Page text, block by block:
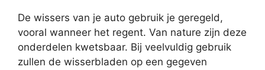
De wissers van je auto gebruik je geregeld,
vooral wanneer het regent. Van nature zijn deze
onderdelen kwetsbaar. Bij veelvuldig gebruik
zullen de wisserbladen op een gegeven